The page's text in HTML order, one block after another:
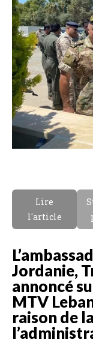
Lire
l'article
Jordanie,
annoncé
MTV
raison de